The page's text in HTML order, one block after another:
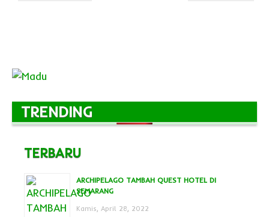
TRENDING
TERBARU
ARCHIPELAGO TAMBAH QUEST HOTEL DI
SEMARANG
Kamis, April 28, 2022